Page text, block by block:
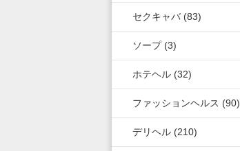
長野県
石川県
富山県
福井県
岩手県
福島県
山口県
香川県
徳島県
愛媛県
高知県
長崎県
大分県
宮崎県
鹿児島県
沖縄県
セクキャバ (83)
ソープ (3)
ホテヘル (32)
ファッションヘルス (90)
デリヘル (210)